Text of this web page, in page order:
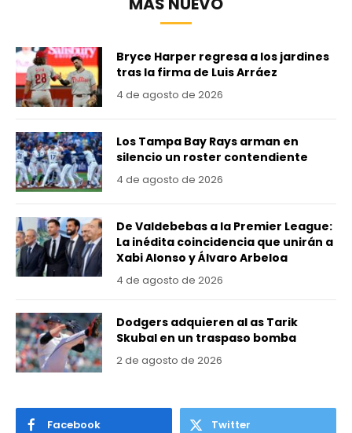
Bryce Harper regresa a los jardines
tras la firma de Luis Arráez
4 de agosto de 2026
Los Tampa Bay Rays arman en
silencio un roster contendiente
4 de agosto de 2026
De Valdebebas a la Premier League:
La inédita coincidencia que unirán a
Xabi Alonso y Álvaro Arbeloa
4 de agosto de 2026
Dodgers adquieren al as Tarik
Skubal en un traspaso bomba
2 de agosto de 2026
Facebook Twitter